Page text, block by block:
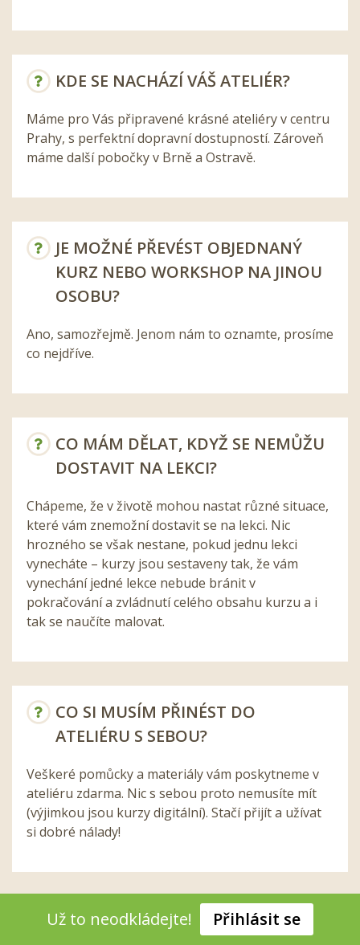
Už to neodkládejte! Přihlásit se
KDE SE NACHÁZÍ VÁŠ ATELIÉR?
Máme pro Vás připravené krásné ateliéry v centru
Prahy, s perfektní dopravní dostupností. Zároveň
máme další pobočky v Brně a Ostravě.
JE MOŽNÉ PŘEVÉST OBJEDNANÝ
KURZ NEBO WORKSHOP NA JINOU
OSOBU?
Ano, samozřejmě. Jenom nám to oznamte, prosíme
co nejdříve.
CO MÁM DĚLAT, KDYŽ SE NEMŮŽU
DOSTAVIT NA LEKCI?
Chápeme, že v životě mohou nastat různé situace,
které vám znemožní dostavit se na lekci. Nic
hrozného se však nestane, pokud jednu lekci
vynecháte – kurzy jsou sestaveny tak, že vám
vynechání jedné lekce nebude bránit v
pokračování a zvládnutí celého obsahu kurzu a i
tak se naučíte malovat.
CO SI MUSÍM PŘINÉST DO
ATELIÉRU S SEBOU?
Veškeré pomůcky a materiály vám poskytneme v
ateliéru zdarma. Nic s sebou proto nemusíte mít
(výjimkou jsou kurzy digitální). Stačí přijít a užívat
si dobré nálady!
JAK DLOUHO UŽ POŘÁDÁTE